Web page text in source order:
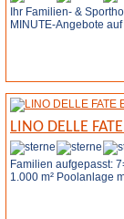
Ihr Familien- &
MINUTE-Angebote
LINO DELLE
Familien aufgepasst:
1.000 m² Poolanlage